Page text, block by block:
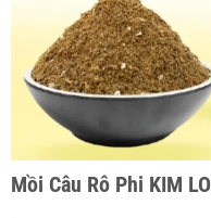
Mồi Câu Rô Phi KIM